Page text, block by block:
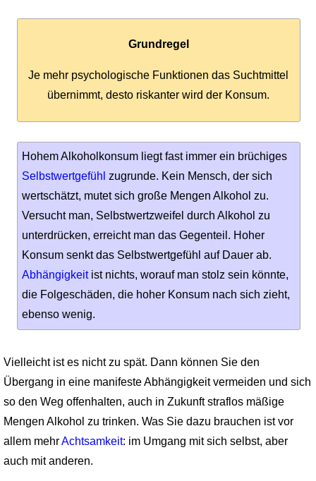
Grundregel
Je mehr psychologische Funktionen das Suchtmittel
übernimmt, desto riskanter wird der Konsum.
Hohem Alkoholkonsum liegt fast immer ein brüchiges
Selbstwertge­fühl zugrunde. Kein Mensch, der sich
wertschätzt, mutet sich große Mengen Alkohol zu.
Versucht man, Selbstwertzweifel durch Alkohol zu
unterdrücken, erreicht man das Gegenteil. Hoher
Konsum senkt das Selbstwertgefühl auf Dauer ab.
Abhängigkeitist nichts, worauf man stolz sein könnte,
die Folgeschäden, die hoher Konsum nach sich zieht,
ebenso wenig.
Vielleicht ist es nicht zu spät. Dann können Sie den
Übergang in eine manifeste Abhängigkeit vermeiden und sich
so den Weg offenhalten, auch in Zukunft straflos mäßige
Mengen Alkohol zu trinken. Was Sie dazu brauchen ist vor
allem mehrAchtsamkeit: im Umgang mit sich selbst, aber
auch mit anderen.